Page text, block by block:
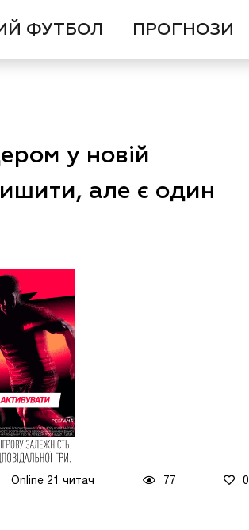
ФУТБОЛ ПРОГНОЗИ
у новій
але є один
Online 21 читач 77 0